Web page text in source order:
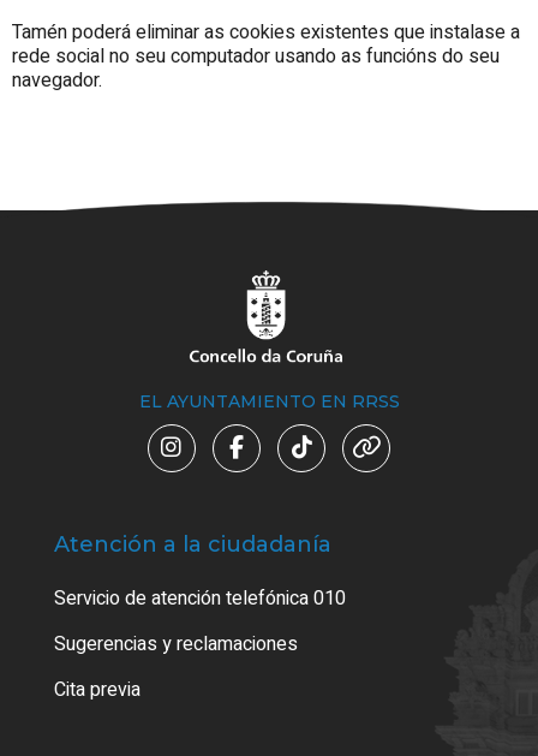
Tamén poderá eliminar as cookies existentes que instalase a
rede social no seu computador usando as funcións do seu
navegador.
EL AYUNTAMIENTO EN RRSS
Atención a la ciudadanía
Servicio de atención telefónica 010
Sugerencias y reclamaciones
Cita previa